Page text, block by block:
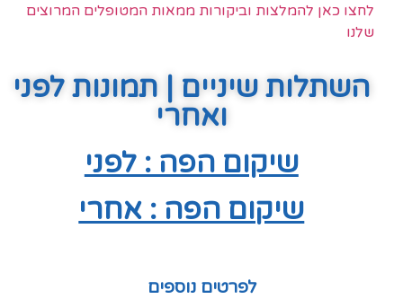
לחצו כאן להמלצות וביקורות ממאות המטופלים המרוצים
שלנו
השתלות שיניים | תמונות לפני
ואחרי
שיקום הפה : לפני
שיקום הפה : אחרי
לפרטים נוספים